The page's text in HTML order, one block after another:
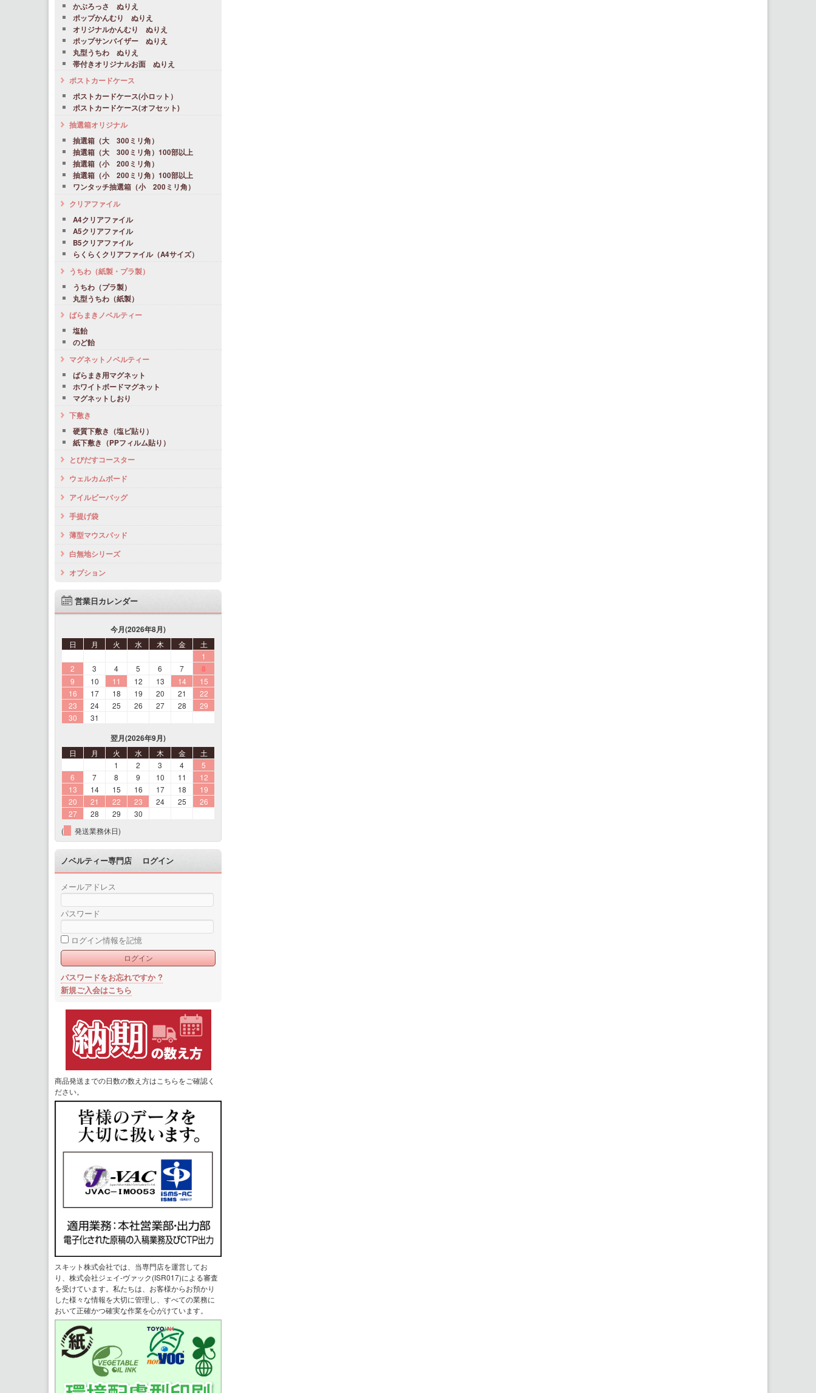
かぶろっさ ぬりえ
ポップかんむり ぬりえ
オリジナルかんむり ぬりえ
ポップサンバイザー ぬりえ
丸型うちわ ぬりえ
帯付きオリジナルお面 ぬりえ
ポストカードケース
ポストカードケース(小ロット）
ポストカードケース(オフセット)
抽選箱オリジナル
抽選箱（大 300ミリ角）
抽選箱（大 300ミリ角）100部以上
抽選箱（小 200ミリ角）
抽選箱（小 200ミリ角）100部以上
ワンタッチ抽選箱（小 200ミリ角）
クリアファイル
A4クリアファイル
A5クリアファイル
B5クリアファイル
らくらくクリアファイル（A4サイズ）
うちわ（紙製・プラ製）
うちわ（プラ製）
丸型うちわ（紙製）
ばらまきノベルティー
塩飴
のど飴
マグネットノベルティー
ばらまき用マグネット
ホワイトボードマグネット
マグネットしおり
下敷き
硬質下敷き（塩ビ貼り）
紙下敷き（PPフィルム貼り）
とびだすコースター
ウェルカムボード
アイルビーバッグ
手提げ袋
薄型マウスパッド
白無地シリーズ
オプション
営業日カレンダー
今月(2026年8月)
日 月 火 水 木 金
土
1
2
3 4 5 6 7 8
9 10 11 12 13 14
15
16
17 18 19 20 21
22
23
24 25 26 27 28
29
30
31
翌月(2026年9月)
日 月 火 水 木 金
土
1
2 3 4
5
6
7 8 9 10 11
12
13
14 15 16 17 18
19
20
21 22 23 24 25
26
27
28 29
30
(
発送業務休日)
ノベルティー専門店 ログイン
メールアドレス
パスワード
ログイン情報を記憶
パスワードをお忘れですか ?
新規ご入会はこちら
商品発送までの日数の数え方はこちらをご確認く
ださい。
スキット株式会社では、当専門店を運営してお
り、株式会社ジェイ-ヴァック(ISR017)による審査
を受けています。私たちは、お客様からお預かり
した様々な情報を大切に管理し、すべての業務に
おいて正確かつ確実な作業を心がけています。